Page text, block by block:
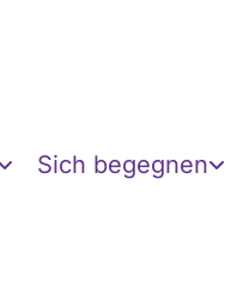
Sich begegnen